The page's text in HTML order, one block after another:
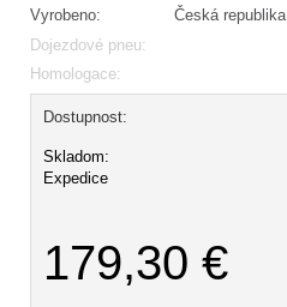
Vyrobeno:
Česká republika
Dojezdové pneu:
Homologace:
Dostupnost:
Skladom:
Expedice
179,30 €